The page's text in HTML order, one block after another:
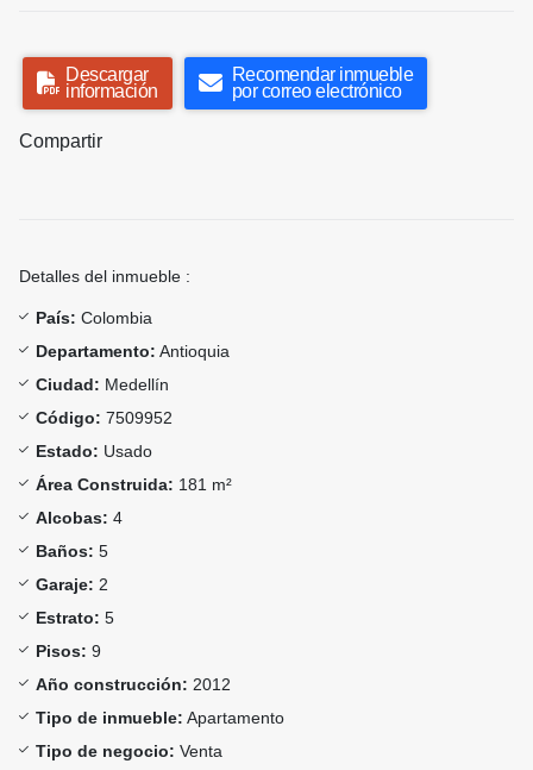
Descargar
información
Recomendar inmueble
por correo electrónico
Compartir
Detalles del inmueble :
País: Colombia
Departamento: Antioquia
Ciudad: Medellín
Código: 7509952
Estado: Usado
Área Construida: 181 m²
Alcobas: 4
Baños: 5
Garaje: 2
Estrato: 5
Pisos: 9
Año construcción: 2012
Tipo de inmueble: Apartamento
Tipo de negocio: Venta